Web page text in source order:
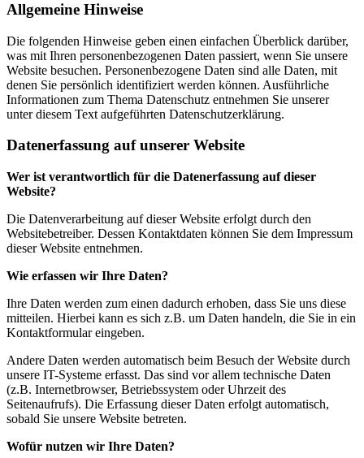
Allgemeine Hinweise
Die folgenden Hinweise geben einen einfachen Überblick darüber,
was mit Ihren personenbezogenen Daten passiert, wenn Sie unsere
Website besuchen. Personenbezogene Daten sind alle Daten, mit
denen Sie persönlich identifiziert werden können. Ausführliche
Informationen zum Thema Datenschutz entnehmen Sie unserer
unter diesem Text aufgeführten Datenschutzerklärung.
Datenerfassung auf unserer Website
Wer ist verantwortlich für die Datenerfassung auf dieser
Website?
Die Datenverarbeitung auf dieser Website erfolgt durch den
Websitebetreiber. Dessen Kontaktdaten können Sie dem Impressum
dieser Website entnehmen.
Wie erfassen wir Ihre Daten?
Ihre Daten werden zum einen dadurch erhoben, dass Sie uns diese
mitteilen. Hierbei kann es sich z.B. um Daten handeln, die Sie in ein
Kontaktformular eingeben.
Andere Daten werden automatisch beim Besuch der Website durch
unsere IT-Systeme erfasst. Das sind vor allem technische Daten
(z.B. Internetbrowser, Betriebssystem oder Uhrzeit des
Seitenaufrufs). Die Erfassung dieser Daten erfolgt automatisch,
sobald Sie unsere Website betreten.
Wofür nutzen wir Ihre Daten?